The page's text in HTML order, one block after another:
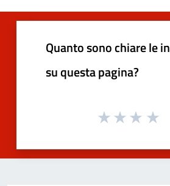
Quanto sono chiare le
su questa pagina?